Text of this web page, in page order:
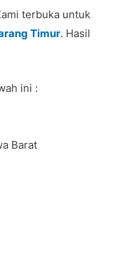
terbuka untuk
Timur. Hasil
ini :
Barat